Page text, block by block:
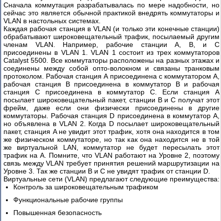
Сначала коммутация разрабатывалась по мере надобности, но
сейчас это является обычной практикой внедрять коммутаторы и
VLAN в настольных системах.
Каждая рабочая станция в VLAN (и только эти конечные станции)
обрабатывают широковещательный трафик, посылаемый другим
членам VLAN. Например, рабочие станции A, B, и C
присоединены в VLAN 1. VLAN 1 состоит из трех коммутаторов
Catalyst 5500. Все коммутаторы расположены на разных этажах и
соединены между собой опто-волокном и связаны транковым
протоколом. Рабочая станция A присоединена с коммутатором A,
рабочая станция B присоединена в коммутатор B и рабочая
станция C присоединена в коммутатор C. Если станция A
посылает широковещательный пакет, станции B и C получат этот
фрейм, даже если они физически присоединены в другие
коммутаторы. Рабочая станция D присоединена в коммутатор A,
но объявлена в VLAN 2. Когда D посылает широковещательный
пакет, станция A не увидит этот трафик, хотя она находится в том
же физическом коммутаторе, но так как она находится не в той
же виртуальной LAN, коммутатор не будет пересылать этот
трафик на A. Помните, что VLAN работают на Уровне 2, поэтому
связь между VLAN требует принятия решений маршрутизации на
Уровне 3. Так же станции B и C не увидят трафик от станции D.
Виртуальные сети (VLAN) предлагают следующие преимущества:
Контроль за широковещательным трафиком
Функциональные рабочие группы
Повышенная безопасность